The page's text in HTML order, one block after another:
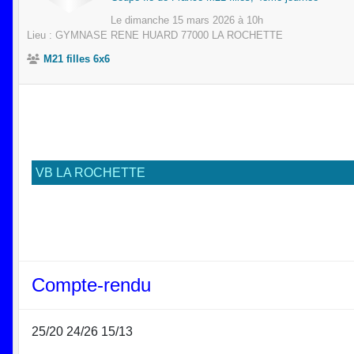
Le dimanche 15 mars 2026 à 10h
Lieu : GYMNASE RENE HUARD 77000 LA ROCHETTE
M21 filles 6x6
VB LA ROCHETTE
Compte-rendu
25/20 24/26 15/13